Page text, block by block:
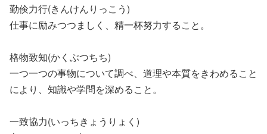
勤倹力行(きんけんりっこう)
仕事に励みつつましく、精一杯努力すること。
格物致知(かくぶつちち)
一つ一つの事物について調べ、道理や本質をきわめること
により、知識や学問を深めること。
一致協力(いっちきょうりょく)